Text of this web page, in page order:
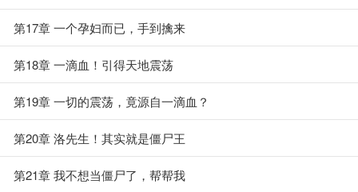
第17章 一个孕妇而已，手到擒来
第18章 一滴血！引得天地震荡
第19章 一切的震荡，竟源自一滴血？
第20章 洛先生！其实就是僵尸王
第21章 我不想当僵尸了，帮帮我